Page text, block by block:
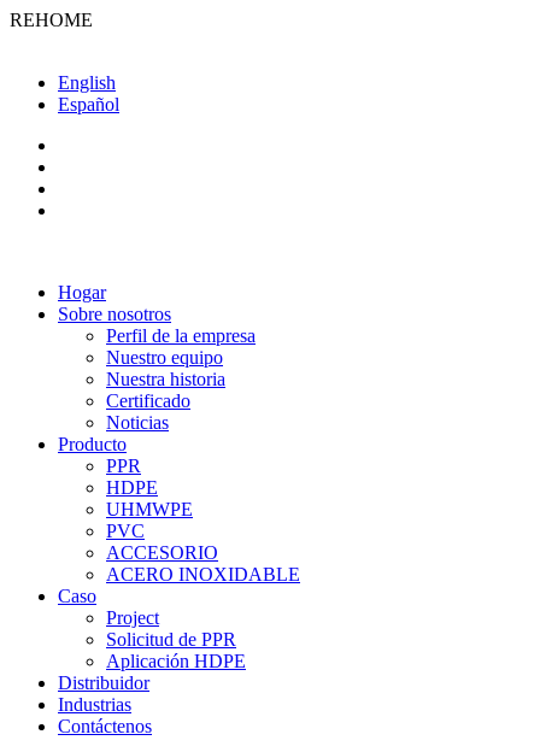
REHOME
English
Español
Hogar
Sobre nosotros
Perfil de la empresa
Nuestro equipo
Nuestra historia
Certificado
Noticias
Producto
PPR
HDPE
UHMWPE
PVC
ACCESORIO
ACERO INOXIDABLE
Caso
Project
Solicitud de PPR
Aplicación HDPE
Distribuidor
Industrias
Contáctenos